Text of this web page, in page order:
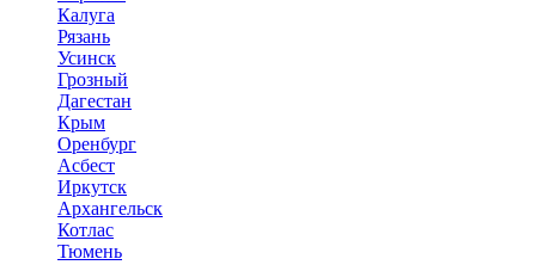
Калуга
Рязань
Усинск
Грозный
Дагестан
Крым
Оренбург
Асбест
Иркутск
Архангельск
Котлас
Тюмень